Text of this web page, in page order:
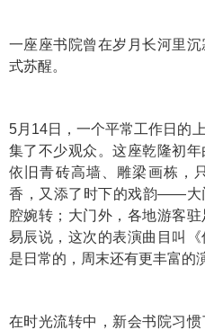
一座座书院曾在岁月长河里
式苏醒。
5月14日，一个平常工作日的
集了不少观众。这座乾隆初
依旧青砖高墙、雕梁画栋，
香，又添了时下的戏韵——大
腔婉转；大门外，各地游客
易辰说，这次的表演曲目叫
是日常的，周末还有更丰富的
在时光流转中，新会书院习